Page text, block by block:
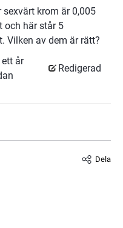
krom är 0,005
och här står 5
Vilken av dem är rätt?
år
Redigerad
Dela